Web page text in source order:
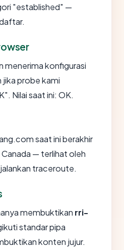
"established" —
menerima konfigurasi
probe kami
Nilai saat ini: OK.
saat ini berakhir
— terlihat oleh
traceroute.
membuktikan rri-
standar pipa
konten jujur.